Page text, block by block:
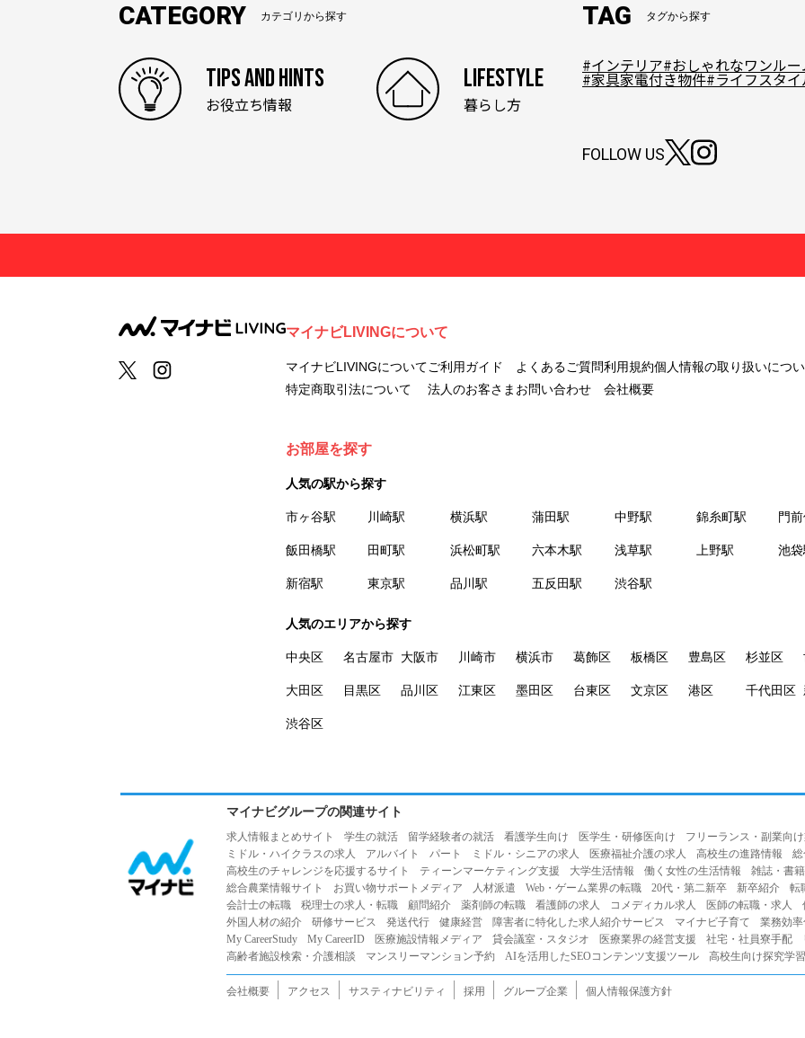
CATEGORY カテゴリから探す
TIPS AND HINTS
お役立ち情報
LIFESTYLE
暮らし方
TAG タグから探す
#インテリア#おしゃれなワンルー
#家具家電付き物件#ライフスタ
FOLLOW US
マイナビLIVINGについて
マイナビLIVINGについて
特定商取引法について
ご利用ガイド
法人のお客さま
よくあるご質問
お問い合わせ
利用規約
会社概要
個人情報の取り扱いにつ
お部屋を探す
人気の駅から探す
市ヶ谷駅 川崎駅 横浜駅 蒲田駅 中野駅 錦糸町駅 門
飯田橋駅 田町駅 浜松町駅 六本木駅 浅草駅 上野駅 池
新宿駅 東京駅 品川駅 五反田駅 渋谷駅
人気のエリアから探す
中央区 名古屋市 大阪市 川崎市 横浜市 葛飾区 板橋区 豊島区 杉並区
大田区 目黒区 品川区 江東区 墨田区 台東区 文京区 港区 千代田区
渋谷区
マイナビグループの関連サイト
求人情報まとめサイト 学生の就活 留学経験者の就活 看護学生向け 医学生・研修医向け フリーランス・副業向
ミドル・ハイクラスの求人
アルバイト パート ミドル・シニアの求人 医療福祉介護の求人 高校生の進路情報
総
高校生のチャレンジを応援するサイト
ティーンマーケティング支援 大学生活情報 働く女性の生活情報 雑誌・書
総合農業情報サイト
お買い物サポートメディア 人材派遣 Web・ゲーム業界の転職 20代・第二新卒 新卒紹介 転
会計士の転職
税理士の求人・転職 顧問紹介 薬剤師の転職 看護師の求人 コメディカル求人 医師の転職・求人
外国人材の紹介
研修サービス 発送代行 健康経営 障害者に特化した求人紹介サービス マイナビ子育て 業務効率
My CareerStudy
My CareerID 医療施設情報メディア 貸会議室・スタジオ 医療業界の経営支援 社宅・社員寮手配
高齢者施設検索・介護相談
マンスリーマンション予約 AIを活用したSEOコンテンツ支援ツール 高校生向け探究学
会社概要 アクセス サスティナビリティ 採用 グループ企業 個人情報保護方針